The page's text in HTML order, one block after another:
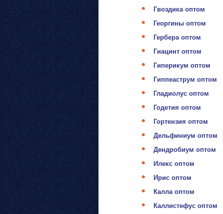
Гвоздика оптом
Георгины оптом
Гербера оптом
Гиацинт оптом
Гиперикум оптом
Гиппеаструм оптом
Гладиолус оптом
Годетия оптом
Гортензия оптом
Дельфиниум оптом
Дендробиум оптом
Илекс оптом
Ирис оптом
Калла оптом
Каллистефус оптом